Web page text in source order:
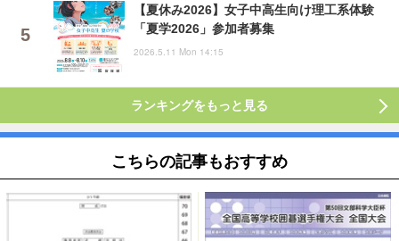
【夏休み2026】女子中高生向け理工系体験
「夏学2026」参加者募集
2026.5.11 Mon 14:15
ランキングをもっと見る
こちらの記事もおすすめ